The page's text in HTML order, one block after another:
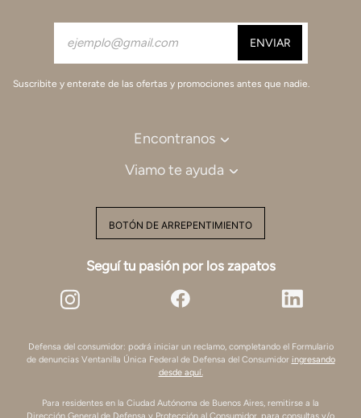
Suscribite y enterate de las ofertas y promociones antes que nadie.
Encontranos
Viamo te ayuda
BOTÓN DE ARREPENTIMIENTO
Seguí tu pasión por los zapatos
Defensa del consumidor: podrá iniciar un reclamo, completando el Formulario
de denuncias Ventanilla Única Federal de Defensa del Consumidor ingresando
desde aquí.
Para residentes en la Ciudad Autónoma de Buenos Aires, remitirse a la
Dirección General de Defensa y Protección al Consumidor, para consultas y/o